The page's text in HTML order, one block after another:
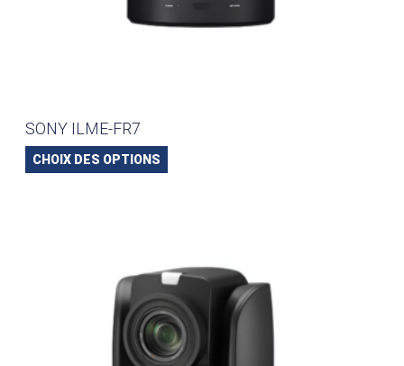
SONY ILME-FR7
CHOIX DES OPTIONS